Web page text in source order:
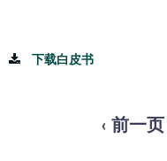
下载白皮书
‹ 前一页